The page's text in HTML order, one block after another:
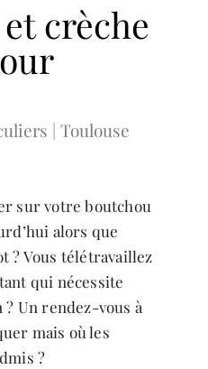
crèche
| Toulouse
sur votre boutchou
alors que
? Vous télétravaillez
qui nécessite
Un rendez-vous à
mais où les
?